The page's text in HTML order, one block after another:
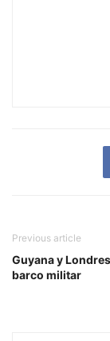
Previous article
Guyana y
barco militar